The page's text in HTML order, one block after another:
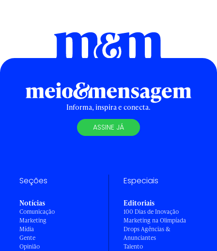
Informa, inspira e conecta.
ASSINE JÁ
Seções
Notícias
Comunicação
Marketing
Mídia
Gente
Opinião
Especiais
Editoriais
100 Dias de Inovação
Marketing na Olimpíada
Drops Agências &
Anunciantes
Talento